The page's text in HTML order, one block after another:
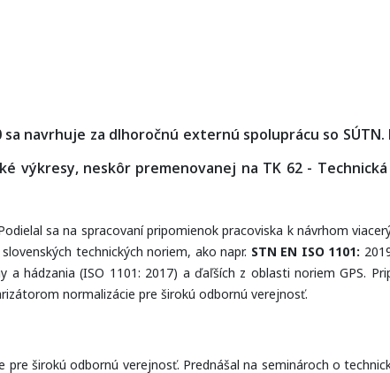
navrhuje za dlhoročnú externú spoluprácu so
výkresy, neskôr premenovanej na TK 62 -
sa na spracovaní pripomienok pracoviska k návrhom
technických noriem, ako napr. STN EN ISO 1101:
hádzania (ISO 1101: 2017) a ďaľších z oblasti noriem GPS.
normalizácie pre širokú odbornú verejnosť.
širokú odbornú verejnosť. Prednášal na seminároch o